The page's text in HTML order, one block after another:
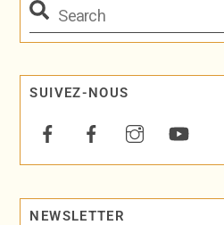
SUIVEZ-NOUS
NEWSLETTER